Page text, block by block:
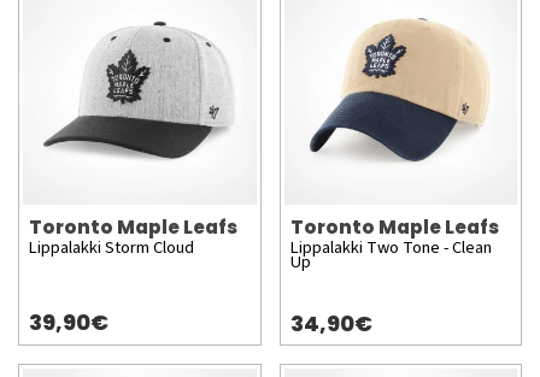
Toronto Maple Leafs
Lippalakki Storm Cloud
39,90€
Toronto Maple Leafs
Lippalakki Two Tone - Clean
Up
34,90€